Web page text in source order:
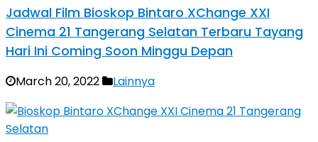
Jadwal Film Bioskop Bintaro XChange XXI
Cinema 21 Tangerang Selatan Terbaru Tayang
Hari Ini Coming Soon Minggu Depan
March 20, 2022 Lainnya